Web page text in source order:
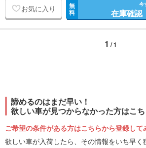
お気に入り 無
料
今
在庫確認
1 / 1
諦めるのはまだ早い！
欲しい車が見つからなかった方はこ
ご希望の条件がある方はこちらから登録して
欲しい車が入荷したら、その情報をいち早く